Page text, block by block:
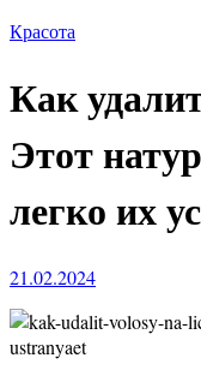
Красота
Как
Этот
легко их
21.02.2024